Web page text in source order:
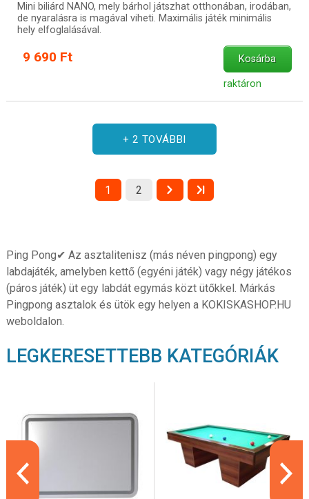
Mini biliárd NANO, mely bárhol játszhat otthonában, irodában,
de nyaralásra is magával viheti. Maximális játék minimális
hely elfoglalásával.
9 690 Ft Kosárba
raktáron
+ 2 TOVÁBBI
1 2
Ping Pong✔ Az asztalitenisz (más néven pingpong) egy
labdajáték, amelyben kettő (egyéni játék) vagy négy játékos
(páros játék) üt egy labdát egymás közt ütőkkel. Márkás
Pingpong asztalok és ütök egy helyen a KOKISKASHOP.HU
weboldalon.
LEGKERESETTEBB KATEGÓRIÁK